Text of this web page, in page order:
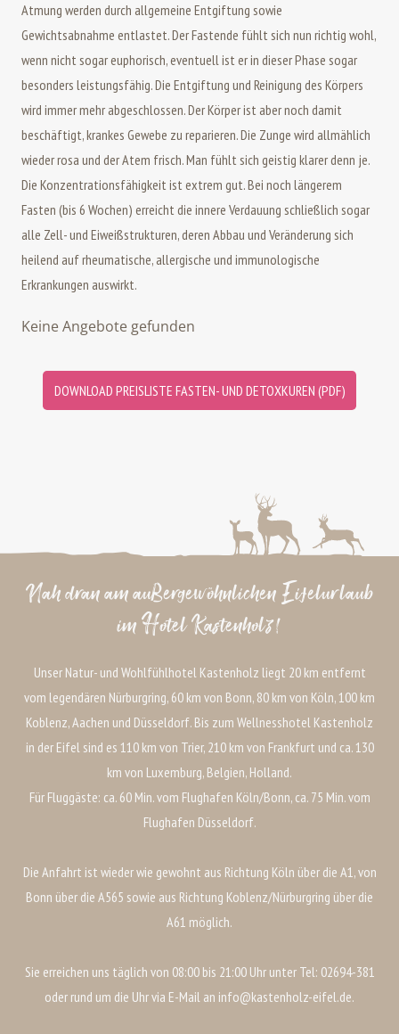
Atmung werden durch allgemeine Entgiftung sowie
Gewichtsabnahme entlastet. Der Fastende fühlt sich nun richtig wohl,
wenn nicht sogar euphorisch, eventuell ist er in dieser Phase sogar
besonders leistungsfähig. Die Entgiftung und Reinigung des Körpers
wird immer mehr abgeschlossen. Der Körper ist aber noch damit
beschäftigt, krankes Gewebe zu reparieren. Die Zunge wird allmählich
wieder rosa und der Atem frisch. Man fühlt sich geistig klarer denn je.
Die Konzentrationsfähigkeit ist extrem gut. Bei noch längerem
Fasten (bis 6 Wochen) erreicht die innere Verdauung schließlich sogar
alle Zell- und Eiweißstrukturen, deren Abbau und Veränderung sich
heilend auf rheumatische, allergische und immunologische
Erkrankungen auswirkt.
Keine Angebote gefunden
DOWNLOAD PREISLISTE FASTEN- UND DETOXKUREN (PDF)
Nah dran am außergewöhnlichen Eifelurlaub
im Hotel Kastenholz!
Unser Natur- und Wohlfühlhotel Kastenholz liegt 20 km entfernt
vom legendären Nürburgring, 60 km von Bonn, 80 km von Köln, 100 km
Koblenz, Aachen und Düsseldorf. Bis zum Wellnesshotel Kastenholz
in der Eifel sind es 110 km von Trier, 210 km von Frankfurt und ca. 130
km von Luxemburg, Belgien, Holland.
Für Fluggäste: ca. 60 Min. vom Flughafen Köln/Bonn, ca. 75 Min. vom
Flughafen Düsseldorf.
Die Anfahrt ist wieder wie gewohnt aus Richtung Köln über die A1, von
Bonn über die A565 sowie aus Richtung Koblenz/Nürburgring über die
A61 möglich.
Sie erreichen uns täglich von 08:00 bis 21:00 Uhr unter Tel: 02694-381
oder rund um die Uhr via E-Mail an info@kastenholz-eifel.de.